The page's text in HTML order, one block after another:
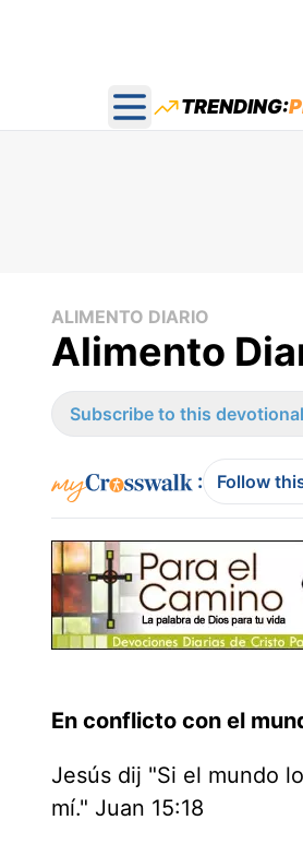
Open main menu
TRENDING:
ALIMENTO DIARIO
Alimento
Subscribe to this devotional
: Follow
En conflicto con el
Jesús dij "Si el mundo
mí." Juan 15:18